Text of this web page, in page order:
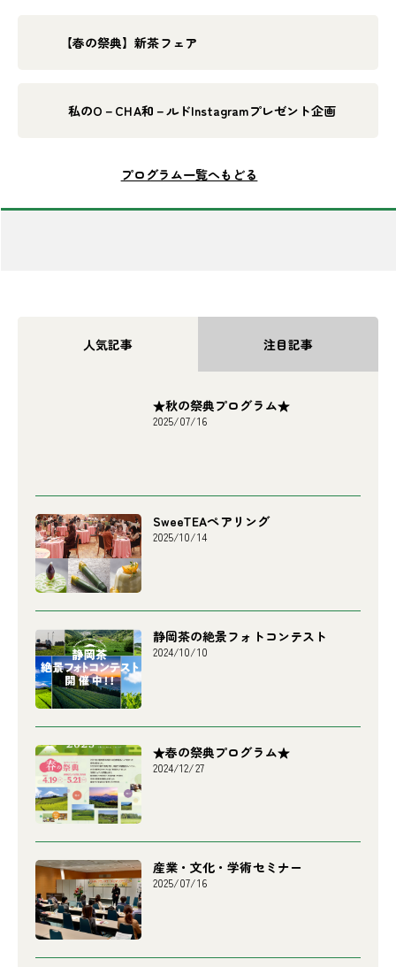
【春の祭典】新茶フェア
私のO－CHA和－ルドInstagramプレゼント企画
プログラム一覧へもどる
人気記事 注目記事
★秋の祭典プログラム★
2025/07/16
SweeTEAペアリング
2025/10/14
静岡茶の絶景フォトコンテスト
2024/10/10
★春の祭典プログラム★
2024/12/27
産業・文化・学術セミナー
2025/07/16